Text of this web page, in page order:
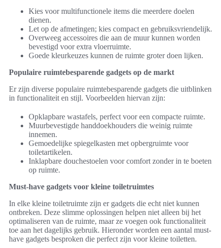
Kies voor multifunctionele items die meerdere doelen
dienen.
Let op de afmetingen; kies compact en gebruiksvriendelijk.
Overweeg accessoires die aan de muur kunnen worden
bevestigd voor extra vloerruimte.
Goede kleurkeuzes kunnen de ruimte groter doen lijken.
Populaire ruimtebesparende gadgets op de markt
Er zijn diverse populaire ruimtebesparende gadgets die uitblinken
in functionaliteit en stijl. Voorbeelden hiervan zijn:
Opklapbare wastafels, perfect voor een compacte ruimte.
Muurbevestigde handdoekhouders die weinig ruimte
innemen.
Gemoedelijke spiegelkasten met opbergruimte voor
toiletartikelen.
Inklapbare douchestoelen voor comfort zonder in te boeten
op ruimte.
Must-have gadgets voor kleine toiletruimtes
In elke kleine toiletruimte zijn er gadgets die echt niet kunnen
ontbreken. Deze slimme oplossingen helpen niet alleen bij het
optimaliseren van de ruimte, maar ze voegen ook functionaliteit
toe aan het dagelijks gebruik. Hieronder worden een aantal must-
have gadgets besproken die perfect zijn voor kleine toiletten.